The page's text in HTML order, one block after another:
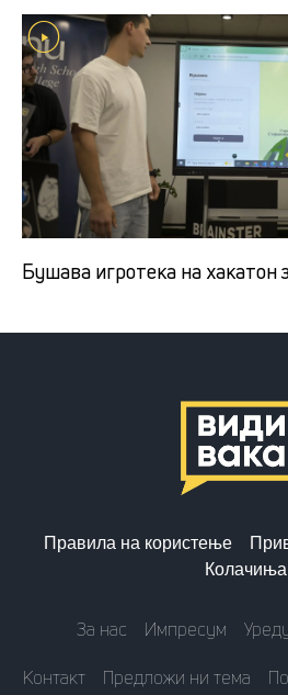
Бушава игротека на хакатон
Правила на користење
Колачиња
За нас Импресум
Контакт
Предложи ни тема